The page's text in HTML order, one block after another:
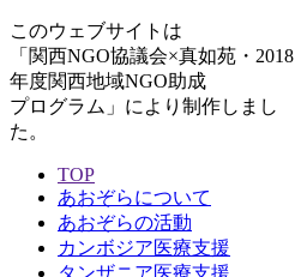
このウェブサイトは
「関西NGO協議会×真如苑・2018
年度関西地域NGO助成
プログラム」により制作しまし
た。
TOP
あおぞらについて
あおぞらの活動
カンボジア医療支援
タンザニア医療支援